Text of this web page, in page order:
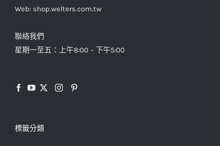
Web: shop.welters.com.tw
聯絡我們
星期一至五：上午8:00 – 下午5:00
標籤分類